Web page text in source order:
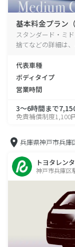
基本料金プラン（
スタンダード・ミ
捨てなどの詳細は
代表車種
ボディタイプ
営業時間
3～6時間まで
免責補償制度1,100
兵庫県神戸市兵庫
トヨタレン
神戸市兵庫区